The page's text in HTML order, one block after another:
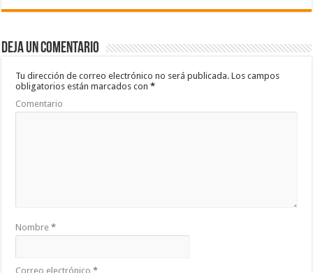
e
b
o
o
k
tt
er
at
sA
p
p
m
ar
ti
Deja un comentario
Tu dirección de correo electrónico no será publicada. Los campos
obligatorios están marcados con*
Comentario
Nombre*
Correo electrónico*